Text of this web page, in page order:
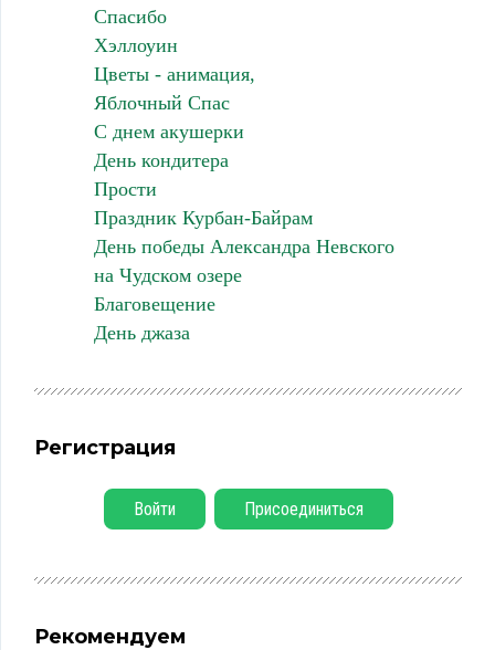
Спасибо
Хэллоуин
Цветы - анимация,
Яблочный Спас
С днем акушерки
День кондитера
Прости
Праздник Курбан-Байрам
День победы Александра Невского
на Чудском озере
Благовещение
День джаза
Регистрация
Войти Присоединиться
Рекомендуем